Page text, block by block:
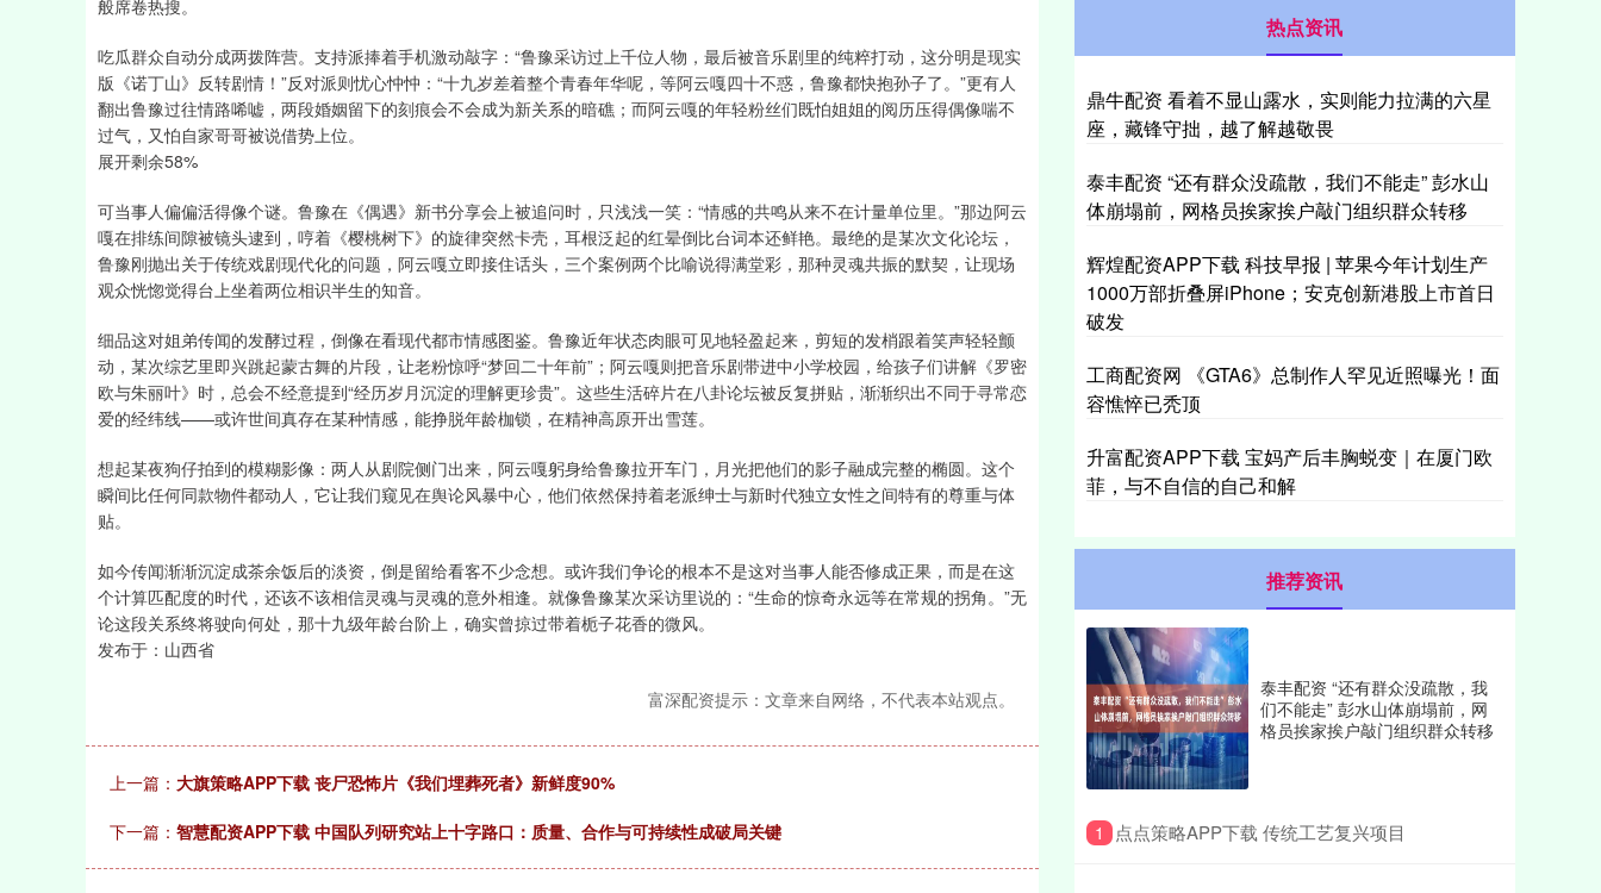
般席卷热搜。
吃瓜群众自动分成两拨阵营。支持派捧着手机激动敲字：“鲁豫采访过上千位人物，最后被音乐剧里的纯粹打动，这分明是现实
版《诺丁山》反转剧情！”反对派则忧心忡忡：“十九岁差着整个青春年华呢，等阿云嘎四十不惑，鲁豫都快抱孙子了。”更有人
翻出鲁豫过往情路唏嘘，两段婚姻留下的刻痕会不会成为新关系的暗礁；而阿云嘎的年轻粉丝们既怕姐姐的阅历压得偶像喘不
过气，又怕自家哥哥被说借势上位。
展开剩余58%
可当事人偏偏活得像个谜。鲁豫在《偶遇》新书分享会上被追问时，只浅浅一笑：“情感的共鸣从来不在计量单位里。”那边阿云
嘎在排练间隙被镜头逮到，哼着《樱桃树下》的旋律突然卡壳，耳根泛起的红晕倒比台词本还鲜艳。最绝的是某次文化论坛，
鲁豫刚抛出关于传统戏剧现代化的问题，阿云嘎立即接住话头，三个案例两个比喻说得满堂彩，那种灵魂共振的默契，让现场
观众恍惚觉得台上坐着两位相识半生的知音。
细品这对姐弟传闻的发酵过程，倒像在看现代都市情感图鉴。鲁豫近年状态肉眼可见地轻盈起来，剪短的发梢跟着笑声轻轻颤
动，某次综艺里即兴跳起蒙古舞的片段，让老粉惊呼“梦回二十年前”；阿云嘎则把音乐剧带进中小学校园，给孩子们讲解《罗密
欧与朱丽叶》时，总会不经意提到“经历岁月沉淀的理解更珍贵”。这些生活碎片在八卦论坛被反复拼贴，渐渐织出不同于寻常恋
爱的经纬线——或许世间真存在某种情感，能挣脱年龄枷锁，在精神高原开出雪莲。
想起某夜狗仔拍到的模糊影像：两人从剧院侧门出来，阿云嘎躬身给鲁豫拉开车门，月光把他们的影子融成完整的椭圆。这个
瞬间比任何同款物件都动人，它让我们窥见在舆论风暴中心，他们依然保持着老派绅士与新时代独立女性之间特有的尊重与体
贴。
如今传闻渐渐沉淀成茶余饭后的淡资，倒是留给看客不少念想。或许我们争论的根本不是这对当事人能否修成正果，而是在这
个计算匹配度的时代，还该不该相信灵魂与灵魂的意外相逢。就像鲁豫某次采访里说的：“生命的惊奇永远等在常规的拐角。”无
论这段关系终将驶向何处，那十九级年龄台阶上，确实曾掠过带着栀子花香的微风。
发布于：山西省
富深配资提示：文章来自网络，不代表本站观点。
上一篇： 大旗策略APP下载 丧尸恐怖片《我们埋葬死者》新鲜度90%
下一篇： 智慧配资APP下载 中国队列研究站上十字路口：质量、合作与可持续性成破局关键
热点资讯
鼎牛配资 看着不显山露水，实则能力拉满的六星
座，藏锋守拙，越了解越敬畏
泰丰配资 “还有群众没疏散，我们不能走” 彭水山
体崩塌前，网格员挨家挨户敲门组织群众转移
辉煌配资APP下载 科技早报 | 苹果今年计划生产
1000万部折叠屏iPhone；安克创新港股上市首日
破发
工商配资网 《GTA6》总制作人罕见近照曝光！面
容憔悴已秃顶
升富配资APP下载 宝妈产后丰胸蜕变｜在厦门欧
菲，与不自信的自己和解
推荐资讯
泰丰配资 “还有群众没疏散，我
们不能走” 彭水山体崩塌前，网
格员挨家挨户敲门组织群众转移
1 ​点点策略APP下载 传统工艺复兴项目